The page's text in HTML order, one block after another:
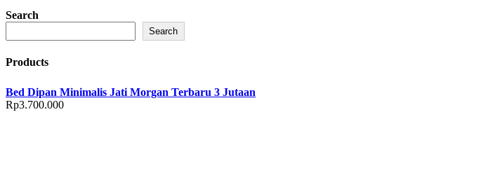
Search
Search
Products
Bed Dipan Minimalis Jati Morgan Terbaru 3 Jutaan
Rp3.700.000